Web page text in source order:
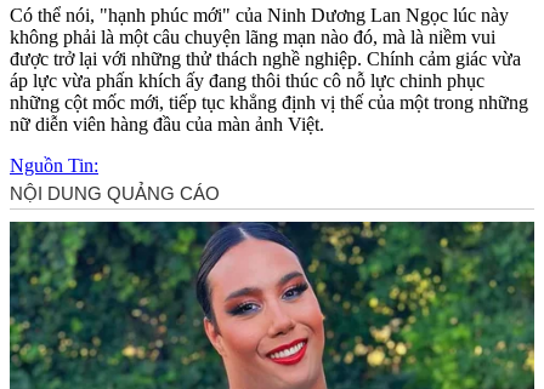
Có thể nói, "hạnh phúc mới" của Ninh Dương Lan Ngọc lúc này
không phải là một câu chuyện lãng mạn nào đó, mà là niềm vui
được trở lại với những thử thách nghề nghiệp. Chính cảm giác vừa
áp lực vừa phấn khích ấy đang thôi thúc cô nỗ lực chinh phục
những cột mốc mới, tiếp tục khẳng định vị thế của một trong những
nữ diễn viên hàng đầu của màn ảnh Việt.
Nguồn Tin: